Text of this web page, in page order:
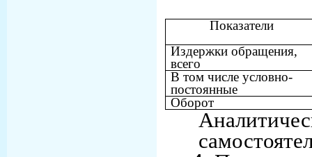
Показатели
Издержки обращения,
всего
В том числе условно-
постоянные
Оборот